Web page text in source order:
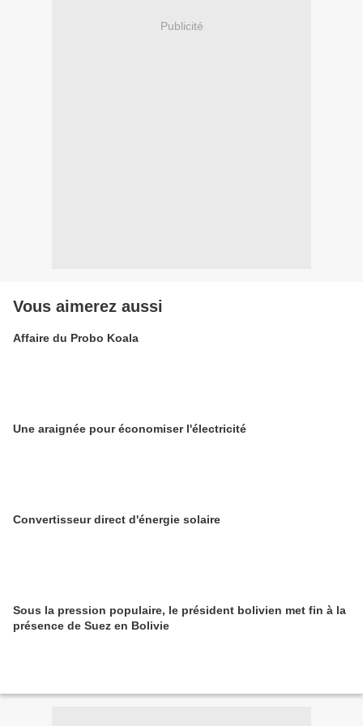
Publicité
Vous aimerez aussi
Affaire du Probo Koala
Une araignée pour économiser l'électricité
Convertisseur direct d'énergie solaire
Sous la pression populaire, le président bolivien met fin à la
présence de Suez en Bolivie